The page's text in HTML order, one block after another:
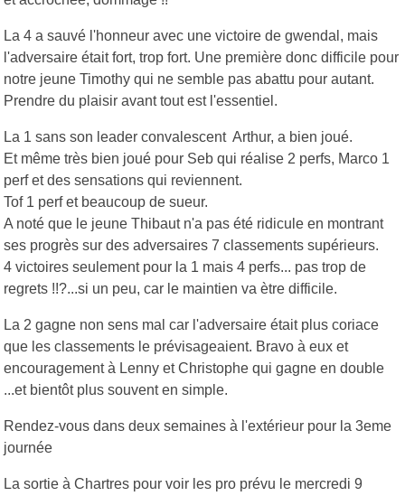
La 4 a sauvé l'honneur avec une victoire de gwendal, mais
l'adversaire était fort, trop fort. Une première donc difficile pour
notre jeune Timothy qui ne semble pas abattu pour autant.
Prendre du plaisir avant tout est l'essentiel.
La 1 sans son leader convalescent Arthur, a bien joué.
Et même très bien joué pour Seb qui réalise 2 perfs, Marco 1
perf et des sensations qui reviennent.
Tof 1 perf et beaucoup de sueur.
A noté que le jeune Thibaut n'a pas été ridicule en montrant
ses progrès sur des adversaires 7 classements supérieurs.
4 victoires seulement pour la 1 mais 4 perfs... pas trop de
regrets !!?...si un peu, car le maintien va ètre difficile.
La 2 gagne non sens mal car l'adversaire était plus coriace
que les classements le prévisageaient. Bravo à eux et
encouragement à Lenny et Christophe qui gagne en double
...et bientôt plus souvent en simple.
Rendez-vous dans deux semaines à l'extérieur pour la 3eme
journée
La sortie à Chartres pour voir les pro prévu le mercredi 9